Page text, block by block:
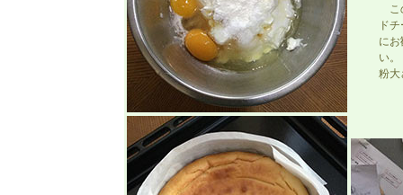
こ
ド
に
い
粉大